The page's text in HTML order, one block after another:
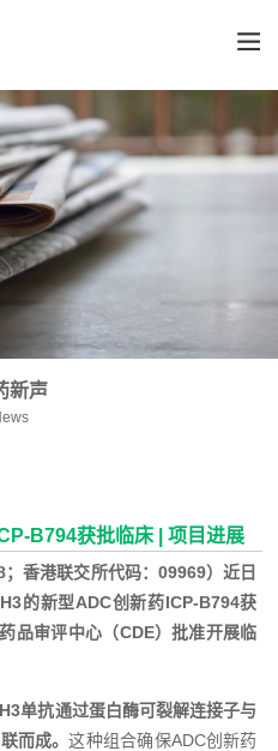
新声
B794获批临床 | 项目进展
香港联交所代码：09969）近日
的新型ADC创新药ICP-B794获
品审评中心（CDE）批准开展临
单抗通过蛋白酶可裂解连接子与
而成。这种组合确保ADC创新药